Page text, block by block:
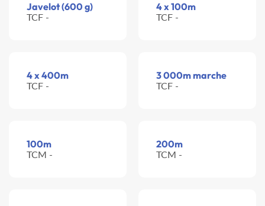
Javelot (600 g)
TCF -
4 x 100m
TCF -
4 x 400m
TCF -
3 000m marche
TCF -
100m
TCM -
200m
TCM -